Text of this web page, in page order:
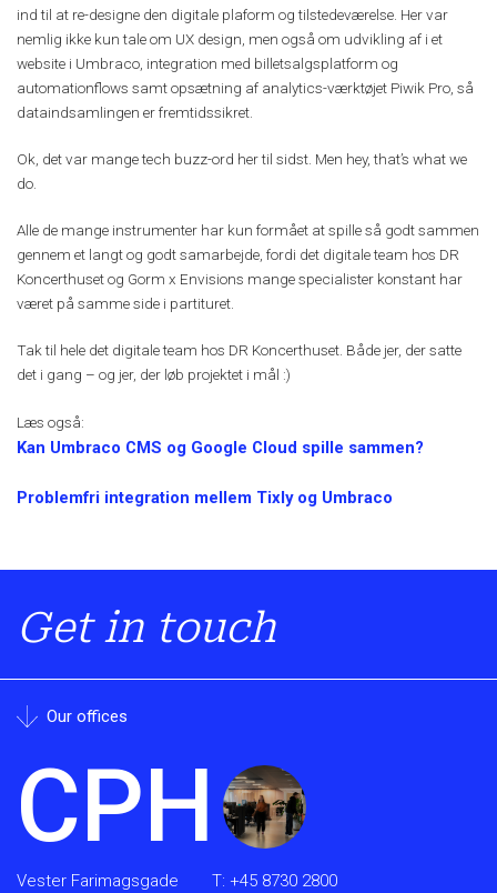
ind til at re-designe den digitale plaform og tilstedeværelse. Her var
nemlig ikke kun tale om UX design, men også om udvikling af i et
website i Umbraco, integration med billetsalgsplatform og
automationflows samt opsætning af analytics-værktøjet Piwik Pro, så
dataindsamlingen er fremtidssikret.
Ok, det var mange tech buzz-ord her til sidst. Men hey, that’s what we
do.
Alle de mange instrumenter har kun formået at spille så godt sammen
gennem et langt og godt samarbejde, fordi det digitale team hos DR
Koncerthuset og Gorm x Envisions mange specialister konstant har
været på samme side i partituret.
Tak til hele det digitale team hos DR Koncerthuset. Både jer, der satte
det i gang – og jer, der løb projektet i mål :)
Læs også:
Kan Umbraco CMS og Google Cloud spille sammen?
Problemfri integration mellem Tixly og Umbraco
Get in touch
Our offices
CPH
Vester Farimagsgade T: +45 8730 2800